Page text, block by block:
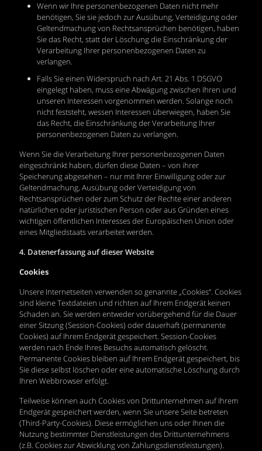
Wenn wir Ihre personenbezogenen Daten nicht mehr
benötigen, Sie sie jedoch zur Ausübung, Verteidigung oder
Geltendmachung von Rechtsansprüchen benötigen, haben
Sie das Recht, statt der Löschung die Einschränkung der
Verarbeitung Ihrer personenbezogenen Daten zu
verlangen.
Falls Sie einen Widerspruch nach Art. 21 Abs. 1 DSGVO
eingelegt haben, muss eine Abwägung zwischen Ihren und
unseren Interessen vorgenommen werden. Solange noch
nicht feststeht, wessen Interessen überwiegen, haben Sie
das Recht, die Einschränkung der Verarbeitung Ihrer
personenbezogenen Daten zu verlangen.
Wenn Sie die Verarbeitung Ihrer personenbezogenen Daten
eingeschränkt haben, dürfen diese Daten – von ihrer
Speicherung abgesehen – nur mit Ihrer Einwilligung oder zur
Geltendmachung, Ausübung oder Verteidigung von
Rechtsansprüchen oder zum Schutz der Rechte einer anderen
natürlichen oder juristischen Person oder aus Gründen eines
wichtigen öffentlichen Interesses der Europäischen Union oder
eines Mitgliedstaats verarbeitet werden.
4. Datenerfassung auf dieser Website
Cookies
Unsere Internetseiten verwenden so genannte „Cookies“. Cookies
sind kleine Textdateien und richten auf Ihrem Endgerät keinen
Schaden an. Sie werden entweder vorübergehend für die Dauer
einer Sitzung (Session-Cookies) oder dauerhaft (permanente
Cookies) auf Ihrem Endgerät gespeichert. Session-Cookies
werden nach Ende Ihres Besuchs automatisch gelöscht.
Permanente Cookies bleiben auf Ihrem Endgerät gespeichert, bis
Sie diese selbst löschen oder eine automatische Löschung durch
Ihren Webbrowser erfolgt.
Teilweise können auch Cookies von Drittunternehmen auf Ihrem
Endgerät gespeichert werden, wenn Sie unsere Seite betreten
(Third-Party-Cookies). Diese ermöglichen uns oder Ihnen die
Nutzung bestimmter Dienstleistungen des Drittunternehmens
(z.B. Cookies zur Abwicklung von Zahlungsdienstleistungen).